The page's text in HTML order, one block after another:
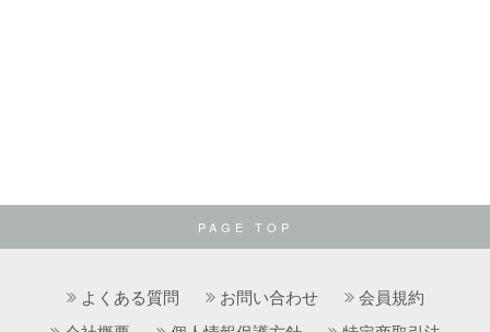
PAGE TOP
よくある質問 お問い合わせ
会員規約